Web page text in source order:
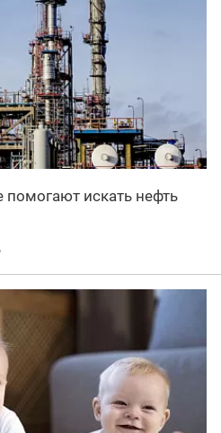
помогают искать нефть